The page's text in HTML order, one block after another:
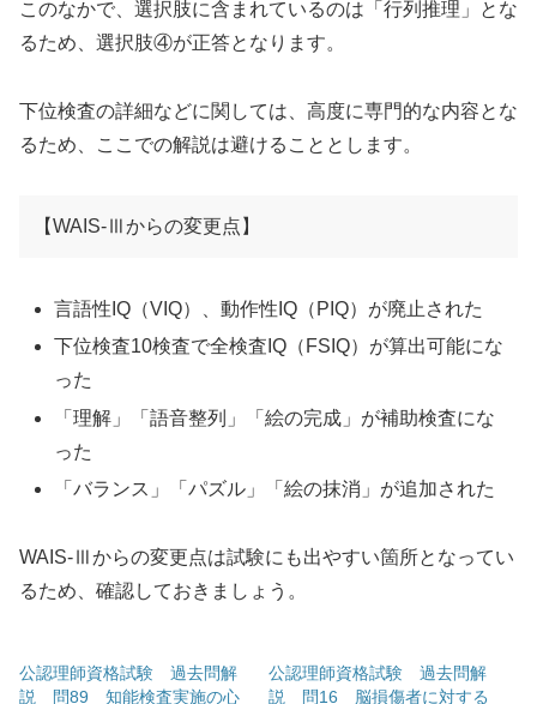
このなかで、選択肢に含まれているのは「行列推理」とな
るため、選択肢④が正答となります。
下位検査の詳細などに関しては、高度に専門的な内容とな
るため、ここでの解説は避けることとします。
【WAIS-Ⅲからの変更点】
言語性IQ（VIQ）、動作性IQ（PIQ）が廃止された
下位検査10検査で全検査IQ（FSIQ）が算出可能にな
った
「理解」「語音整列」「絵の完成」が補助検査にな
った
「バランス」「パズル」「絵の抹消」が追加された
WAIS-Ⅲからの変更点は試験にも出やすい箇所となってい
るため、確認しておきましょう。
公認理師資格試験 過去問解
説 問89 知能検査実施の心
公認理師資格試験 過去問解
説 問16 脳損傷者に対する